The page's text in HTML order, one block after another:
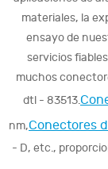
materiales, la
ensayo de
servicios
muchos
dtl - 83513.
nm,Conectores
- D, etc.,